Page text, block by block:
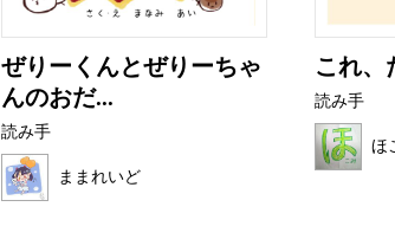
ぜりーくんとぜりーちゃ
んのおだ...
読み手
ままれいど
これ、
読み手
ほ